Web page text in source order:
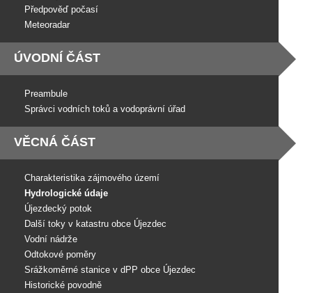
Předpověď počasí
Meteoradar
ÚVODNÍ ČÁST
Preambule
Správci vodních toků a vodoprávní úřad
VĚCNÁ ČÁST
Charakteristika zájmového území
Hydrologické údaje
Újezdecký potok
Další toky v katastru obce Újezdec
Vodní nádrže
Odtokové poměry
Srážkoměrné stanice v dPP obce Újezdec
Historické povodně